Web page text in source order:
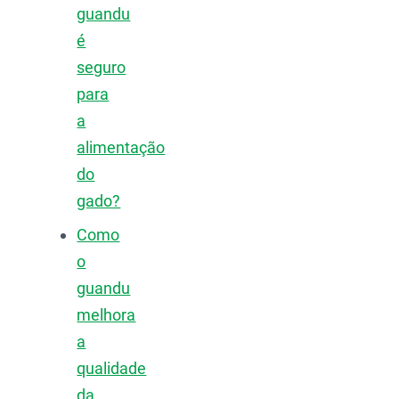
guandu
é
seguro
para
a
alimentação
do
gado?
Como
o
guandu
melhora
a
qualidade
da